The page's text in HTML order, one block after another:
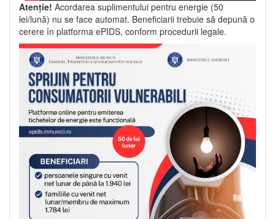
Atenție! Acordarea suplimentului pentru energie (50
lei/lună) nu se face automat. Beneficiarii trebuie să depună o
cerere în platforma ePIDS, conform procedurii legale.